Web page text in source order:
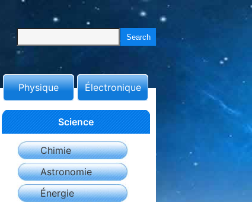
Physique Électronique
Science
Chimie
Astronomie
Énergie